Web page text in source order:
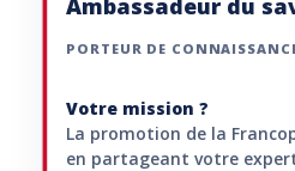
Ambassadeur du
PORTEUR DE
Votre mission ?
La promotion de la
en partageant votre